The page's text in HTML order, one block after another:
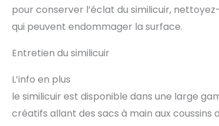
pour conserver l’éclat du similicuir,
qui peuvent endommager la surface.
Entretien du similicuir
L’info en plus
le similicuir est disponible dans une large
créatifs allant des sacs à main aux coussins